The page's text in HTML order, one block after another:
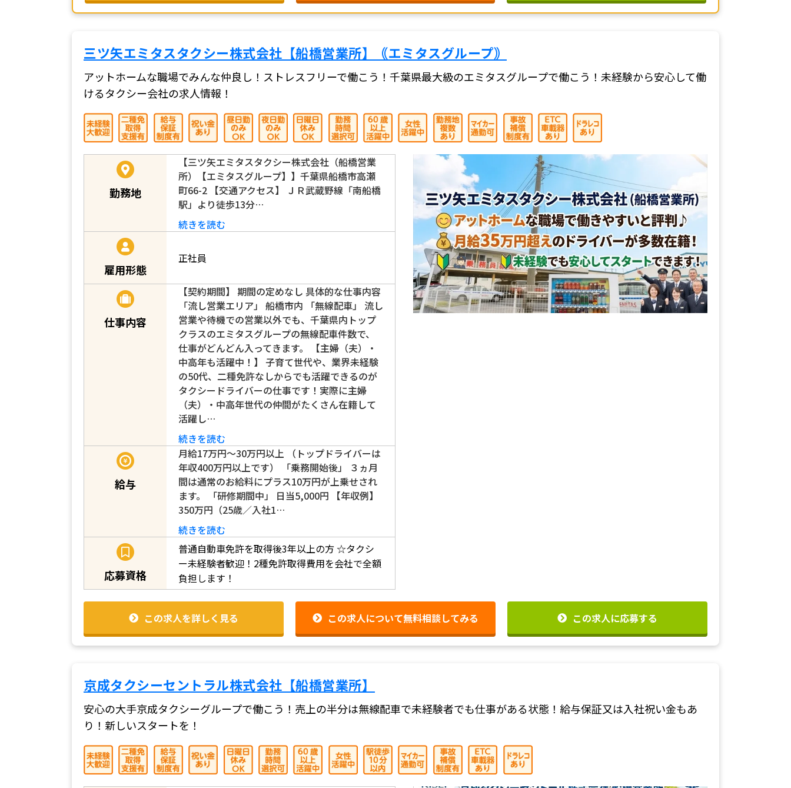
三ツ矢エミタスタクシー株式会社【船橋営業所】｟エミタスグループ｠
アットホームな職場でみんな仲良し！ストレスフリーで働こう！千葉県最大級のエミタスグループで働こう！未経験から安心して働
けるタクシー会社の求人情報！
勤務地
【三ツ矢エミタスタクシー株式会社（船橋営業
所）【エミタスグループ】】千葉県船橋市高瀬
町66-2 【交通アクセス】 ＪＲ武蔵野線「南船橋
駅」より徒歩13分…
続きを読む
雇用形態
正社員
仕事内容
【契約期間】 期間の定めなし 具体的な仕事内容
「流し営業エリア」 船橋市内 「無線配車」 流し
営業や待機での営業以外でも、千葉県内トップ
クラスのエミタスグループの無線配車件数で、
仕事がどんどん入ってきます。 【主婦（夫）・
中高年も活躍中！】 子育て世代や、業界未経験
の50代、二種免許なしからでも活躍できるのが
タクシードライバーの仕事です！実際に主婦
（夫）・中高年世代の仲間がたくさん在籍して
活躍し…
続きを読む
給与
月給17万円～30万円以上 （トップドライバーは
年収400万円以上です） 「乗務開始後」 ３ヵ月
間は通常のお給料にプラス10万円が上乗せされ
ます。 「研修期間中」 日当5,000円 【年収例】
350万円（25歳／入社1…
続きを読む
応募資格
普通自動車免許を取得後3年以上の方☆タクシ
ー未経験者歓迎！2種免許取得費用を会社で全額
負担します！
この求人を詳しく見る この求人について無料相談してみる この求人に応募する
京成タクシーセントラル株式会社【船橋営業所】
安心の大手京成タクシーグループで働こう！売上の半分は無線配車で未経験者でも仕事がある状態！給与保証又は入社祝い金もあ
り！新しいスタートを！